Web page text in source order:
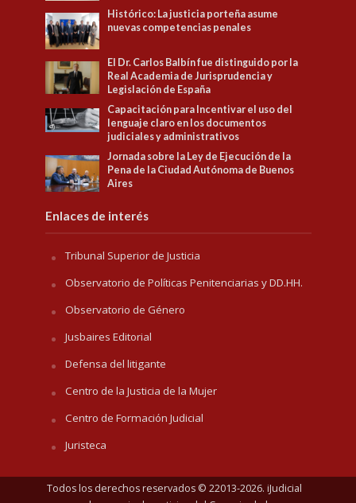
Histórico: La justicia porteña asume
nuevas competencias penales
El Dr. Carlos Balbín fue distinguido por la
Real Academia de Jurisprudencia y
Legislación de España
Capacitación para Incentivar el uso del
lenguaje claro en los documentos
judiciales y administrativos
Jornada sobre la Ley de Ejecución de la
Pena de la Ciudad Autónoma de Buenos
Aires
Enlaces de interés
Tribunal Superior de Justicia
Observatorio de Políticas Penitenciarias y DD.HH.
Observatorio de Género
Jusbaires Editorial
Defensa del litigante
Centro de la Justicia de la Mujer
Centro de Formación Judicial
Juristeca
Todos los derechos reservados © 22013-2026. iJudicial